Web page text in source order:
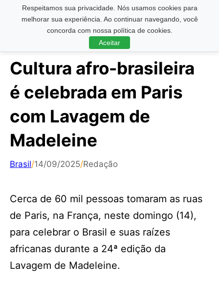
Respeitamos sua privacidade. Nós usamos cookies para
melhorar sua experiência. Ao continuar navegando, você
concorda com nossa política de cookies.
Aceitar
Pesquisar ...
Cultura afro-brasileira
é celebrada em Paris
com Lavagem de
Madeleine
Brasil/14/09/2025/Redação
Cerca de 60 mil pessoas tomaram as ruas
de Paris, na França, neste domingo (14),
para celebrar o Brasil e suas raízes
africanas durante a 24ª edição da
Lavagem de Madeleine.